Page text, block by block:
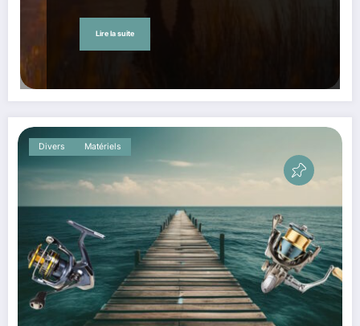
Lire la suite
Divers Matériels